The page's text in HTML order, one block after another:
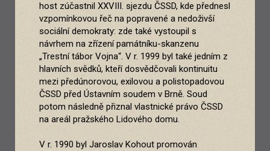
host zúčastnil XXVIII. sjezdu ČSSD, kde přednesl
vzpomínkovou řeč na popravené a nedoživší
sociální demokraty: zde také vystoupil s
návrhem na zřízení památníku-skanzenu
„Trestní tábor Vojna“. V r. 1999 byl také jedním z
hlavních svědků, kteří dosvědčovali kontinuitu
mezi předúnorovou, exilovou a polistopadovou
ČSSD před Ústavním soudem v Brně. Soud
potom následně přiznal vlastnické právo ČSSD
na areál pražského Lidového domu.
V r. 1990 byl Jaroslav Kohout promován